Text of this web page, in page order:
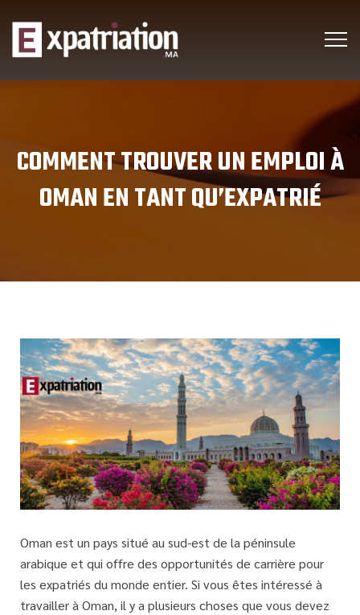
COMMENT TROUVER UN EMPLOI À
OMAN EN TANT QU’EXPATRIÉ
Oman est un pays situé au sud-est de la péninsule
arabique et qui offre des opportunités de carrière pour
les expatriés du monde entier. Si vous êtes intéressé à
travailler à Oman, il y a plusieurs choses que vous devez